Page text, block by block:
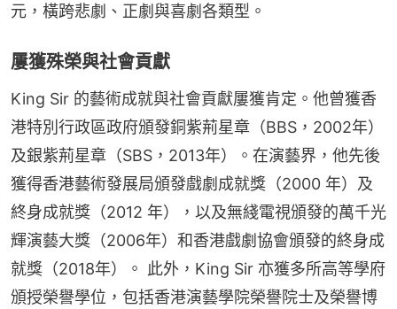
元，橫跨悲劇、正劇與喜劇各類型。
屢獲殊榮與社會貢獻
King Sir 的藝術成就與社會貢獻屢獲肯定。他曾獲香
港特別行政區政府頒發銅紫荊星章（BBS，2002年）
及銀紫荊星章（SBS，2013年）。在演藝界，他先後
獲得香港藝術發展局頒發戲劇成就獎（2000 年）及
終身成就獎（2012 年），以及無綫電視頒發的萬千光
輝演藝大獎（2006年）和香港戲劇協會頒發的終身成
就獎（2018年）。 此外，King Sir 亦獲多所高等學府
頒授榮譽學位，包括香港演藝學院榮譽院士及榮譽博